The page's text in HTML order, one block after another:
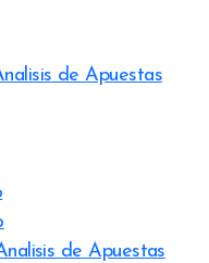
de Apuestas
de Apuestas